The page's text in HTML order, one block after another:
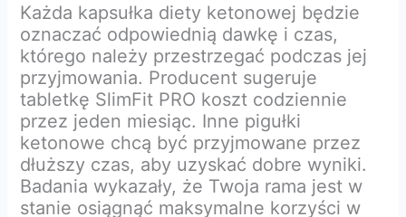
Każda kapsułka diety ketonowej będzie
oznaczać odpowiednią dawkę i czas,
którego należy przestrzegać podczas jej
przyjmowania. Producent sugeruje
tabletkę SlimFit PRO koszt codziennie
przez jeden miesiąc. Inne pigułki
ketonowe chcą być przyjmowane przez
dłuższy czas, aby uzyskać dobre wyniki.
Badania wykazały, że Twoja rama jest w
stanie osiągnąć maksymalne korzyści w